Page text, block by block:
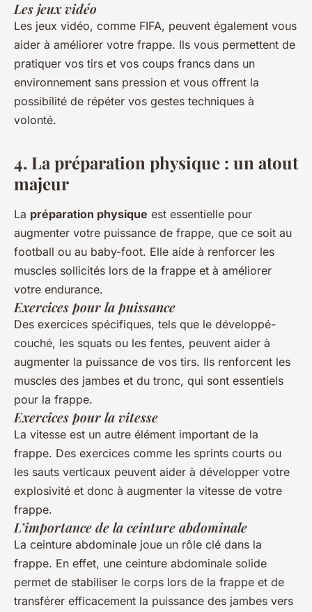
Les jeux vidéo
Les jeux vidéo, comme FIFA, peuvent également vous
aider à améliorer votre frappe. Ils vous permettent de
pratiquer vos tirs et vos coups francs dans un
environnement sans pression et vous offrent la
possibilité de répéter vos gestes techniques à
volonté.
4. La préparation physique : un atout
majeur
La préparation physique est essentielle pour
augmenter votre puissance de frappe, que ce soit au
football ou au baby-foot. Elle aide à renforcer les
muscles sollicités lors de la frappe et à améliorer
votre endurance.
Exercices pour la puissance
Des exercices spécifiques, tels que le développé-
couché, les squats ou les fentes, peuvent aider à
augmenter la puissance de vos tirs. Ils renforcent les
muscles des jambes et du tronc, qui sont essentiels
pour la frappe.
Exercices pour la vitesse
La vitesse est un autre élément important de la
frappe. Des exercices comme les sprints courts ou
les sauts verticaux peuvent aider à développer votre
explosivité et donc à augmenter la vitesse de votre
frappe.
L’importance de la ceinture abdominale
La ceinture abdominale joue un rôle clé dans la
frappe. En effet, une ceinture abdominale solide
permet de stabiliser le corps lors de la frappe et de
transférer efficacement la puissance des jambes vers